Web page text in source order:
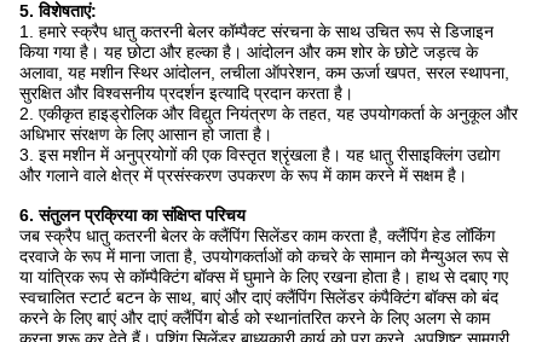
5. विशेषताएं:
1. हमारे स्क्रैप धातु कतरनी बेलर कॉम्पैक्ट संरचना के साथ उचित रूप से डिजाइन
किया गया है। यह छोटा और हल्का है। आंदोलन और कम शोर के छोटे जड़त्व के
अलावा, यह मशीन स्थिर आंदोलन, लचीला ऑपरेशन, कम ऊर्जा खपत, सरल स्थापना,
सुरक्षित और विश्वसनीय प्रदर्शन इत्यादि प्रदान करता है।
2. एकीकृत हाइड्रोलिक और विद्युत नियंत्रण के तहत, यह उपयोगकर्ता के अनुकूल और
अधिभार संरक्षण के लिए आसान हो जाता है।
3. इस मशीन में अनुप्रयोगों की एक विस्तृत श्रृंखला है। यह धातु रीसाइक्लिंग उद्योग
और गलाने वाले क्षेत्र में प्रसंस्करण उपकरण के रूप में काम करने में सक्षम है।
6. संतुलन प्रक्रिया का संक्षिप्त परिचय
जब स्क्रैप धातु कतरनी बेलर के क्लैंपिंग सिलेंडर काम करता है, क्लैंपिंग हेड लॉकिंग
दरवाजे के रूप में माना जाता है, उपयोगकर्ताओं को कचरे के सामान को मैन्युअल रूप से
या यांत्रिक रूप से कॉम्पैक्टिंग बॉक्स में घुमाने के लिए रखना होता है। हाथ से दबाए गए
स्वचालित स्टार्ट बटन के साथ, बाएं और दाएं क्लैंपिंग सिलेंडर कंपैक्टिंग बॉक्स को बंद
करने के लिए बाएं और दाएं क्लैंपिंग बोर्ड को स्थानांतरित करने के लिए अलग से काम